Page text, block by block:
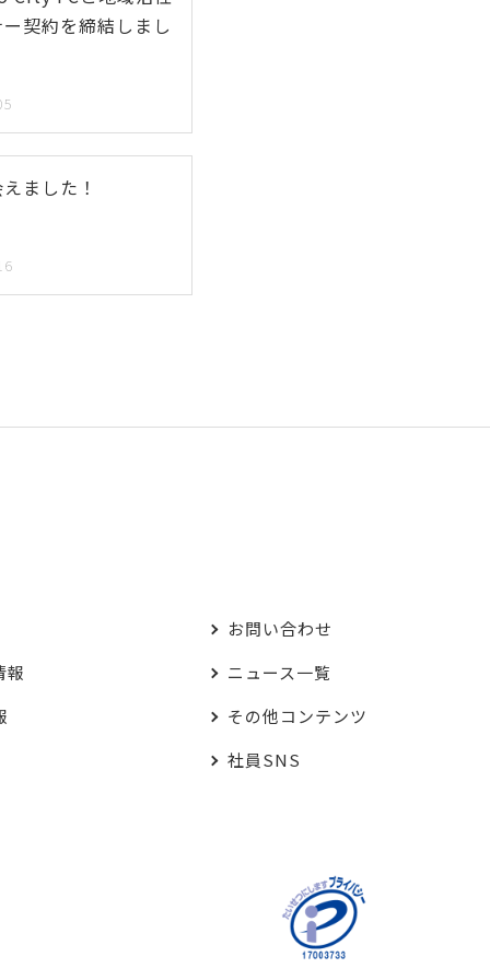
契約を締結しまし
ました！
報
お問い合わせ
ニュース一覧
その他コンテンツ
社員SNS